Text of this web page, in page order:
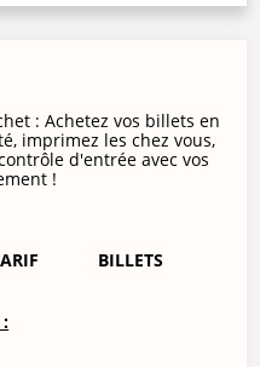
: Achetez vos billets en
imprimez les chez vous,
d'entrée avec vos
!
BILLETS